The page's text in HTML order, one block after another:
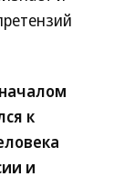
к
и